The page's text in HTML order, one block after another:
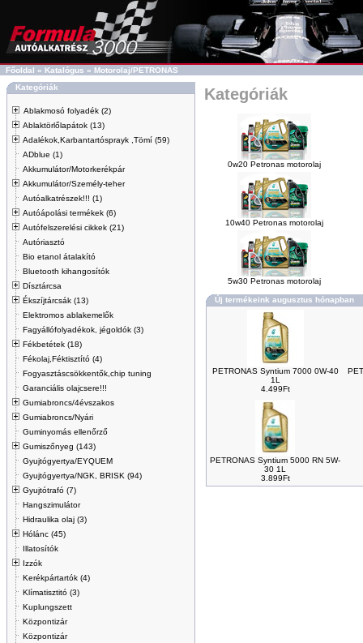
Főoldal » Katalógus » Motorolaj/PETRONAS
Kategóriák
Ablakmosó folyadék (2)
Ablaktörlőlapátok (13)
Adalékok,Karbantartósprayk ,Tömí (59)
ADblue (1)
Akkumulátor/Motorkerékpár
Akkumulátor/Személy-teher
Autóalkatrészek!!! (1)
Autóápolási termékek (6)
Autófelszerelési cikkek (21)
Autóriasztó
Bio etanol átalakító
Bluetooth kihangosítók
Dísztárcsa
Ékszíjtárcsák (13)
Elektromos ablakemelők
Fagyállófolyadékok, jégoldók (3)
Fékbetétek (18)
Fékolaj,Féktisztító (4)
Fogyasztáscsökkentők,chip tuning
Garanciális olajcsere!!!
Gumiabroncs/4évszakos
Gumiabroncs/Nyári
Guminyomás ellenőrző
Gumiszőnyeg (143)
Gyujtógyertya/EYQUEM
Gyujtógyertya/NGK, BRISK (94)
Gyujtótrafó (7)
Hangszimulátor
Hidraulika olaj (3)
Hólánc (45)
Illatosítók
Izzók
Kerékpártartók (4)
Klímatisztitó (3)
Kuplungszett
Központizár
Központizár
Kategóriák
0w20 Petronas motorolaj
10w40 Petronas motorolaj
5w30 Petronas motorolaj
Új termékeink augusztus hónapban
PETRONAS Syntium 7000 0W-40
1L
4.499Ft
PETRONAS Syntium 5000 RN 5W-
30 1L
3.899Ft